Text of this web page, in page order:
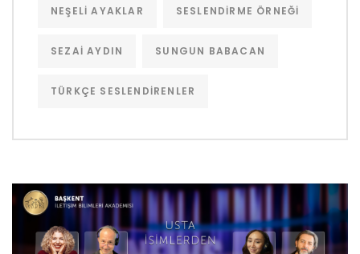
NEŞELI AYAKLAR SESLENDIRME ÖRNEĞI
SEZAI AYDIN SUNGUN BABACAN
TÜRKÇE SESLENDIRENLER